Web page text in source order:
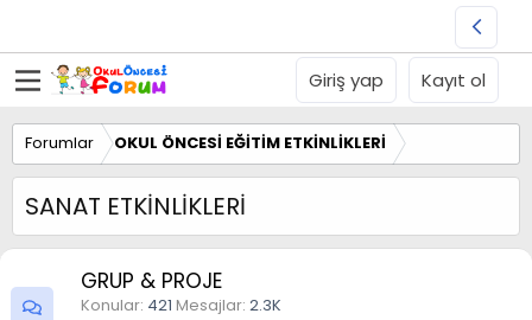
Giriş yap Kayıt ol
Forumlar OKUL ÖNCESİ EĞİTİM ETKİNLİKLERİ
SANAT ETKİNLİKLERİ
GRUP & PROJE
Konular 421 Mesajlar 2.3K